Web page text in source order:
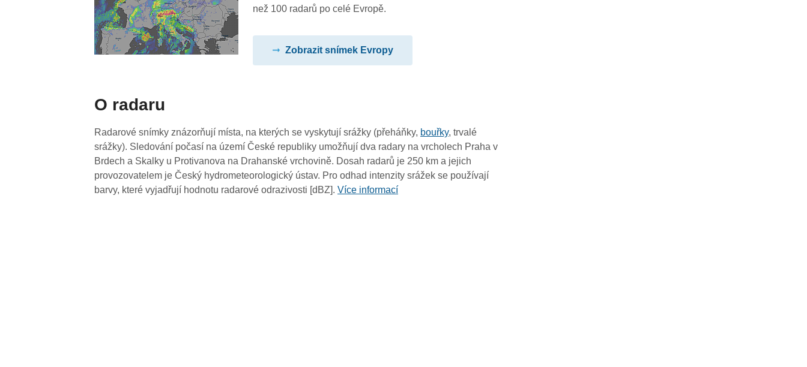
11:00
10:50
10:40
10:30
než 100 radarů po celé Evropě.
Zobrazit snímek Evropy
O radaru
Radarové snímky znázorňují místa, na kterých se vyskytují srážky (přeháňky, bouřky, trvalé
srážky). Sledování počasí na území České republiky umožňují dva radary na vrcholech Praha v
Brdech a Skalky u Protivanova na Drahanské vrchovině. Dosah radarů je 250 km a jejich
provozovatelem je Český hydrometeorologický ústav. Pro odhad intenzity srážek se používají
barvy, které vyjadřují hodnotu radarové odrazivosti [dBZ].Více informací